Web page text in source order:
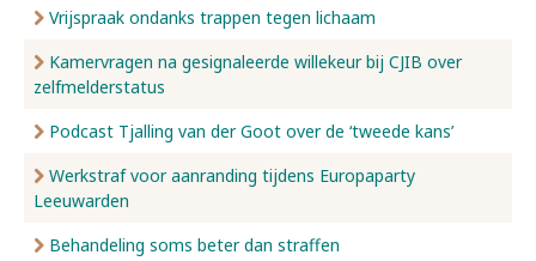
Vrijspraak ondanks trappen tegen lichaam
Kamervragen na gesignaleerde willekeur bij CJIB over
zelfmelderstatus
Podcast Tjalling van der Goot over de ‘tweede kans’
Werkstraf voor aanranding tijdens Europaparty
Leeuwarden
Behandeling soms beter dan straffen